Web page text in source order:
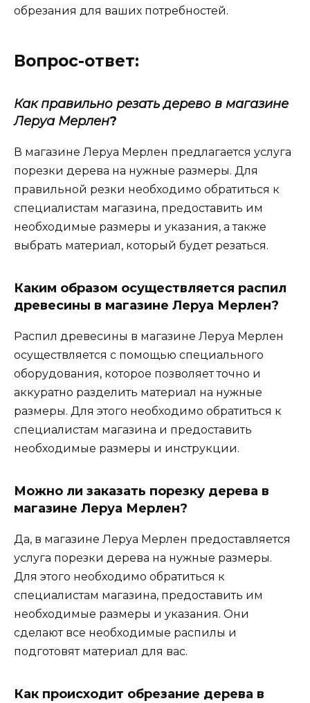
обрезания для ваших потребностей.
Вопрос-ответ:
Как правильно резать дерево в магазине
Леруа Мерлен?
В магазине Леруа Мерлен предлагается услуга
порезки дерева на нужные размеры. Для
правильной резки необходимо обратиться к
специалистам магазина, предоставить им
необходимые размеры и указания, а также
выбрать материал, который будет резаться.
Каким образом осуществляется распил
древесины в магазине Леруа Мерлен?
Распил древесины в магазине Леруа Мерлен
осуществляется с помощью специального
оборудования, которое позволяет точно и
аккуратно разделить материал на нужные
размеры. Для этого необходимо обратиться к
специалистам магазина и предоставить
необходимые размеры и инструкции.
Можно ли заказать порезку дерева в
магазине Леруа Мерлен?
Да, в магазине Леруа Мерлен предоставляется
услуга порезки дерева на нужные размеры.
Для этого необходимо обратиться к
специалистам магазина, предоставить им
необходимые размеры и указания. Они
сделают все необходимые распилы и
подготовят материал для вас.
Как происходит обрезание дерева в